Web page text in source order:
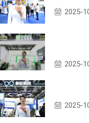
2025-
2025-
2025-